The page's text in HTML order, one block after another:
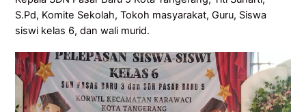
S.Pd, Komite Sekolah, Tokoh masyarakat, Guru, Siswa
siswi kelas 6, dan wali murid.